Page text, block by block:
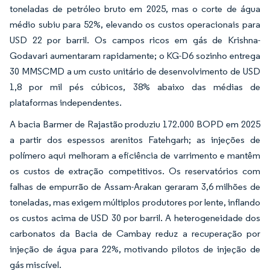
toneladas de petróleo bruto em 2025, mas o corte de água
médio subiu para 52%, elevando os custos operacionais para
USD 22 por barril. Os campos ricos em gás de Krishna-
Godavari aumentaram rapidamente; o KG-D6 sozinho entrega
30 MMSCMD a um custo unitário de desenvolvimento de USD
1,8 por mil pés cúbicos, 38% abaixo das médias de
plataformas independentes.
A bacia Barmer de Rajastão produziu 172.000 BOPD em 2025
a partir dos espessos arenitos Fatehgarh; as injeções de
polímero aqui melhoram a eficiência de varrimento e mantêm
os custos de extração competitivos. Os reservatórios com
falhas de empurrão de Assam-Arakan geraram 3,6 milhões de
toneladas, mas exigem múltiplos produtores por lente, inflando
os custos acima de USD 30 por barril. A heterogeneidade dos
carbonatos da Bacia de Cambay reduz a recuperação por
injeção de água para 22%, motivando pilotos de injeção de
gás miscível.